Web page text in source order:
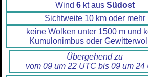
Wind 6kt aus Südost
Sichtweite 10 km oder mehr
keine Wolken unter 1500 m und
Kumulonimbus oder
Übergehend zu
vom 09 um 22 UTC bis 09 um 24